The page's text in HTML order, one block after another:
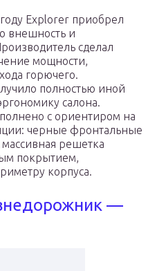
Explorer приобрел
внешность и
сделал
мощности,
горючего.
полностью иной
салона.
с ориентиром на
черные фронтальные
решетка
покрытием,
корпуса.
—